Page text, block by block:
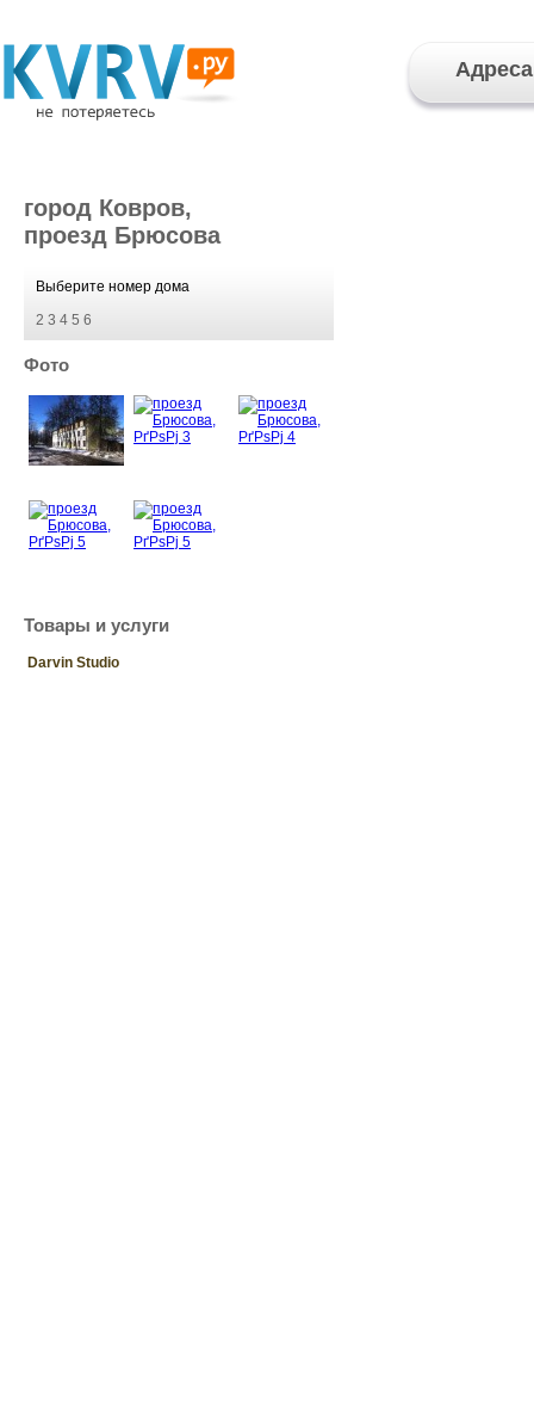
Адреса
город Ковров,
проезд Брюсова
Выберите номер дома
2 3 4 5 6
Фото
Товары и услуги
Darvin Studio